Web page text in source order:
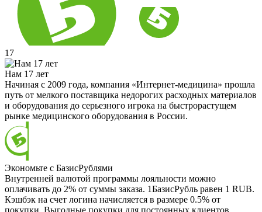
17
Нам 17 лет
Начиная с 2009 года, компания «Интернет-медицина» прошла
путь от мелкого поставщика недорогих расходных материалов
и оборудования до серьезного игрока на быстрорастущем
рынке медицинского оборудования в России.
Экономьте с БазисРублями
Внутренней валютой программы лояльности можно
оплачивать до 2% от суммы заказа. 1БазисРубль равен 1 RUB.
Кэшбэк на счет логина начисляется в размере 0.5% от
покупки. Выгодные покупки для постоянных клиентов.